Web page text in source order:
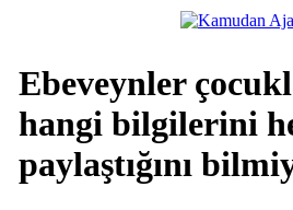
Ebeveynler
hangi bilgilerini
paylaştığını